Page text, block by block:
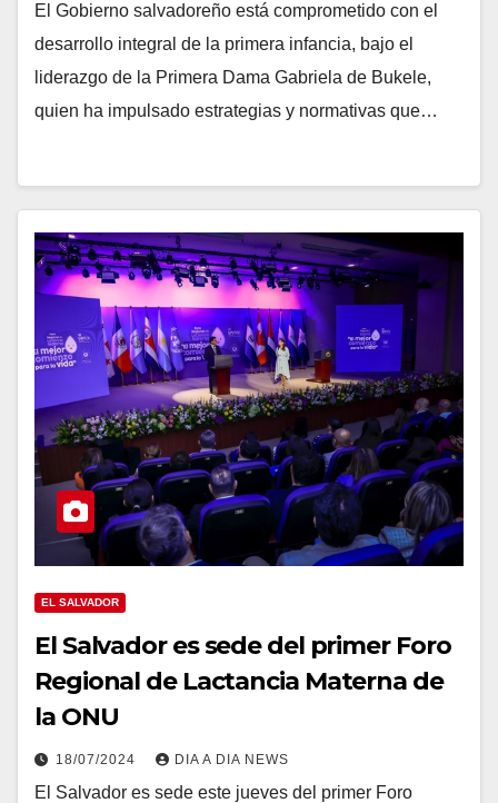
El Gobierno salvadoreño está comprometido con el
desarrollo integral de la primera infancia, bajo el
liderazgo de la Primera Dama Gabriela de Bukele,
quien ha impulsado estrategias y normativas que…
EL SALVADOR
El Salvador es sede del primer Foro
Regional de Lactancia Materna de
la ONU
18/07/2024 DIA A DIA NEWS
El Salvador es sede este jueves del primer Foro